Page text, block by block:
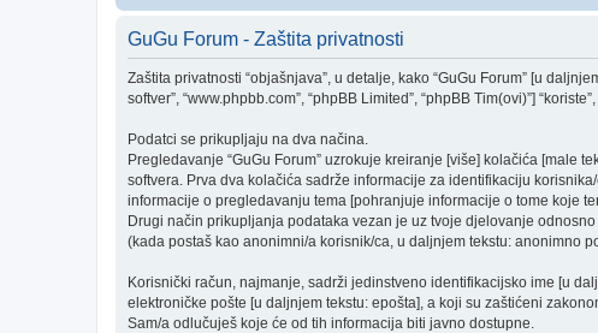
GuGu Forum - Zaštita privatnosti
Zaštita privatnosti “objašnjava”, u detalje, kako “GuGu Forum” [u
softver”, “www.phpbb.com”, “phpBB Limited”, “phpBB Tim(ovi)”]
Podatci se prikupljaju na dva načina.
Pregledavanje “GuGu Forum” uzrokuje kreiranje [više] kolačića [male
softvera. Prva dva kolačića sadrže informacije za identifikaciju
informacije o pregledavanju tema [pohranjuje informacije o tome koje
Drugi način prikupljanja podataka vezan je uz tvoje djelovanje
(kada postaš kao anonimni/a korisnik/ca, u daljnjem tekstu: anonimno
Korisnički račun, najmanje, sadrži jedinstveno identifikacijsko ime [u
elektroničke pošte [u daljnjem tekstu: epošta], a koji su zaštićeni
Sam/a odlučuješ koje će od tih informacija biti javno dostupne.